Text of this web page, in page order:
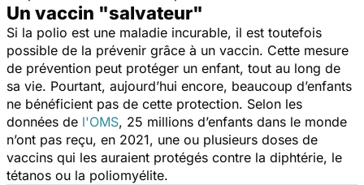
Un vaccin "salvateur"
Si la polio est une maladie incurable, il est toutefois
possible de la prévenir grâce à un vaccin. Cette mesure
de prévention peut protéger un enfant, tout au long de
sa vie. Pourtant, aujourd’hui encore, beaucoup d’enfants
ne bénéficient pas de cette protection. Selon les
données de l'OMS, 25 millions d’enfants dans le monde
n’ont pas reçu, en 2021, une ou plusieurs doses de
vaccins qui les auraient protégés contre la diphtérie, le
tétanos ou la poliomyélite.